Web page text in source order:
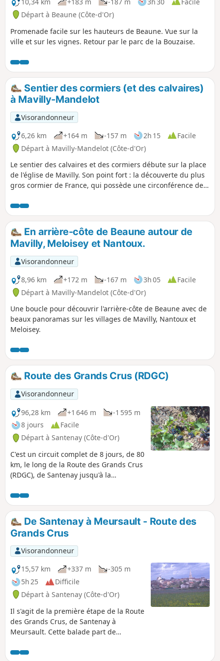
Départ à Beaune (Côte-d'Or)
Promenade facile sur les hauteurs de Beaune. Vue sur la
ville et sur les vignes. Retour par le parc de la Bouzaise.
Sentier des cormiers (et des calvaires)
à Mavilly-Mandelot
Visorandonneur
6,26 km
+164 m -157 m 2h 15
Facile
Départ à Mavilly-Mandelot (Côte-d'Or)
Le sentier des calvaires et des cormiers débute sur la place
de l'église de Mavilly. Son point fort : la découverte du plus
gros cormier de France, qui possède une circonférence de
En arrière-côte de Beaune autour de
Mavilly, Meloisey et Nantoux.
Visorandonneur
8,96 km
+172 m -167 m 3h 05
Facile
Départ à Mavilly-Mandelot (Côte-d'Or)
Une boucle pour découvrir l'arrière-côte de Beaune avec de
beaux panoramas sur les villages de Mavilly, Nantoux et
Meloisey.
Route des Grands Crus (RDGC)
Visorandonneur
96,28 km
+1 646 m
-1 595 m
8 jours
Facile
Départ à Santenay (Côte-d'Or)
C'est un circuit complet de 8 jours, de 80
km, le long de la Route des Grands Crus
(RDGC), de Santenay jusqu'à la
chiens. En chemin, vous traverserez de
superbes paysages, des vignobles et
des villages, couvrant l'ensemble de la
Côte d'Or qui se compose de deux
parties, la Côte de Beaune au sud et la
Côte de Nuits au nord. Nous avons
divisé l'itinéraire en huit randonnées
confortables, conçues pour offrir un
parcours linéaire de bout en bout,
chacune commençant et se terminant
dans des villes ou villages accessibles.
Les vins, les villages et les vignobles
associés comptent parmi les plus
célèbres au monde, avec un nombre
Cru et Premier Cru, tels que Chassagne-
De Santenay à Meursault - Route des
Grands Crus
Visorandonneur
15,57 km
+337 m
-305 m
5h 25
Difficile
Départ à Santenay (Côte-d'Or)
Il s'agit de la première étape de la Route
des Grands Crus, de Santenay à
Meursault. Cette balade part de
Chassagne Montrachet et St Aubin